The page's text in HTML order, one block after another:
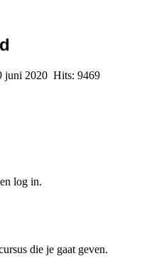
juni 2020 Hits: 9469
en log in.
die je gaat geven.